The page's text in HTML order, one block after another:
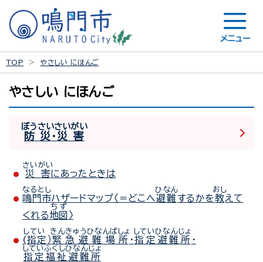
メニュー
TOP やさしい にほんご
やさしい にほんご
防災
ぼうさい
・ 災害
さいがい
災害
さいがい
にあったときは
鳴門市
なるとし
ハザードマップ〈＝どこへ避難
ひなん
するかを教
おし
えて
くれる地図
ちず
〉
(指定
してい
）緊急避難場所
きんきゅうひなんばしょ
・指定避難所
していひなんじょ
・
指定福祉避難所
していふくしひなんじょ